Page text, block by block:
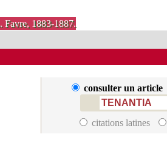
Favre, 1883-1887.
consulter un article
citations latines